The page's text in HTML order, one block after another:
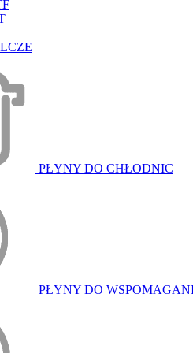
PŁYNY DO CHŁODNIC
PŁYNY DO